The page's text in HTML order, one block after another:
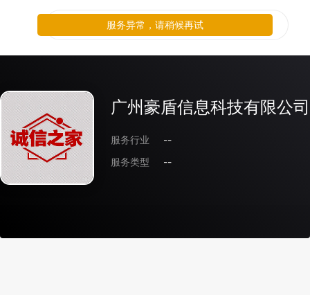
广州豪盾信息科技有限公司
服务行业
--
服务类型
--
服务异常，请稍候再试